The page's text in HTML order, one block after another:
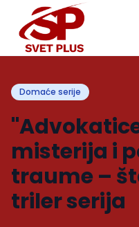
Domaće serije
misterija i
traume –
triler serija